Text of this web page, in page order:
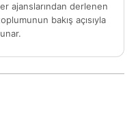
ajanslarından derlenen
bakış açısıyla